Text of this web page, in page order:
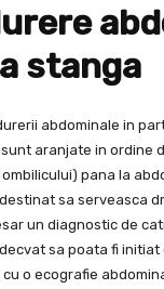
stanga
abdominale in
aranjate in ordine
pana la
sa serveasca
un diagnostic de
sa poata fi initiat
o ecografie